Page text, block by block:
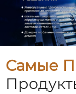
Самые